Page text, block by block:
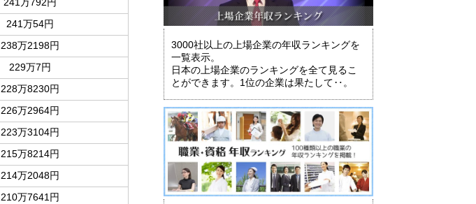
241万792円
241万54円
238万2198円
229万7円
228万8230円
226万2964円
223万3104円
215万8214円
214万2048円
210万7641円
3000社以上の上場企業の年収ランキングを
一覧表示。
日本の上場企業のランキングを全て見るこ
とができます。1位の企業は果たして‥。